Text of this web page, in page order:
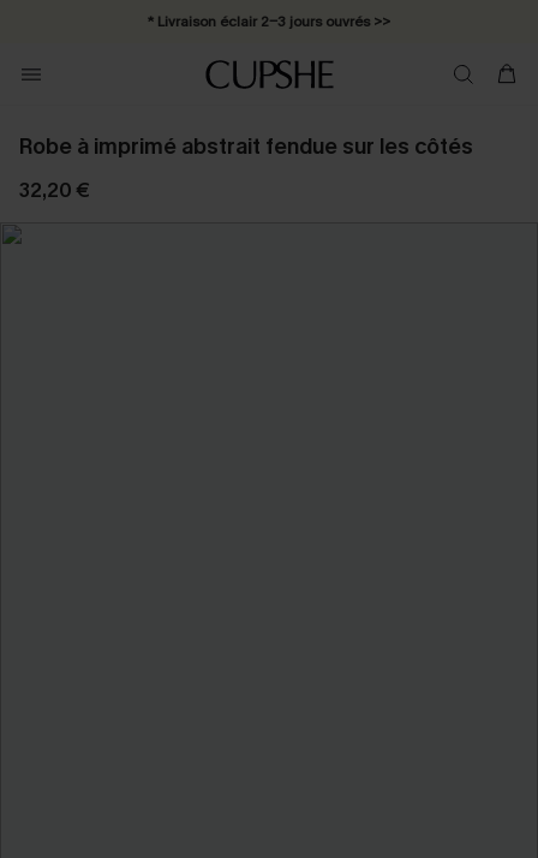
* Livraison éclair 2-3 jours ouvrés >>
Robe à imprimé abstrait fendue sur les côtés
32,20 €